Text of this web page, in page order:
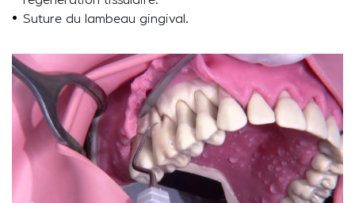
Suture du lambeau gingival.